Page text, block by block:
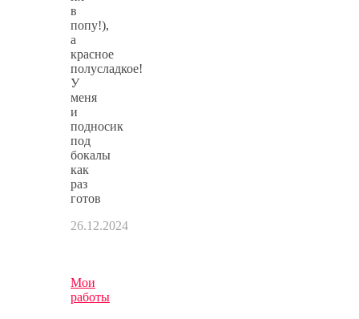
в
попу!),
а
красное
полусладкое!
У
меня
и
подносик
под
бокалы
как
раз
готов
26.12.2024
Мои
работы